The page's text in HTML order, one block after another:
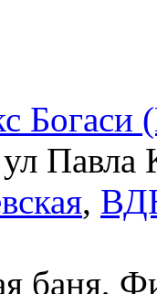
Богаси
Павла
,
баня,